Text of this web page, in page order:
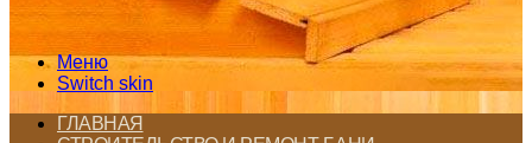
Меню
Switch skin
ГЛАВНАЯ